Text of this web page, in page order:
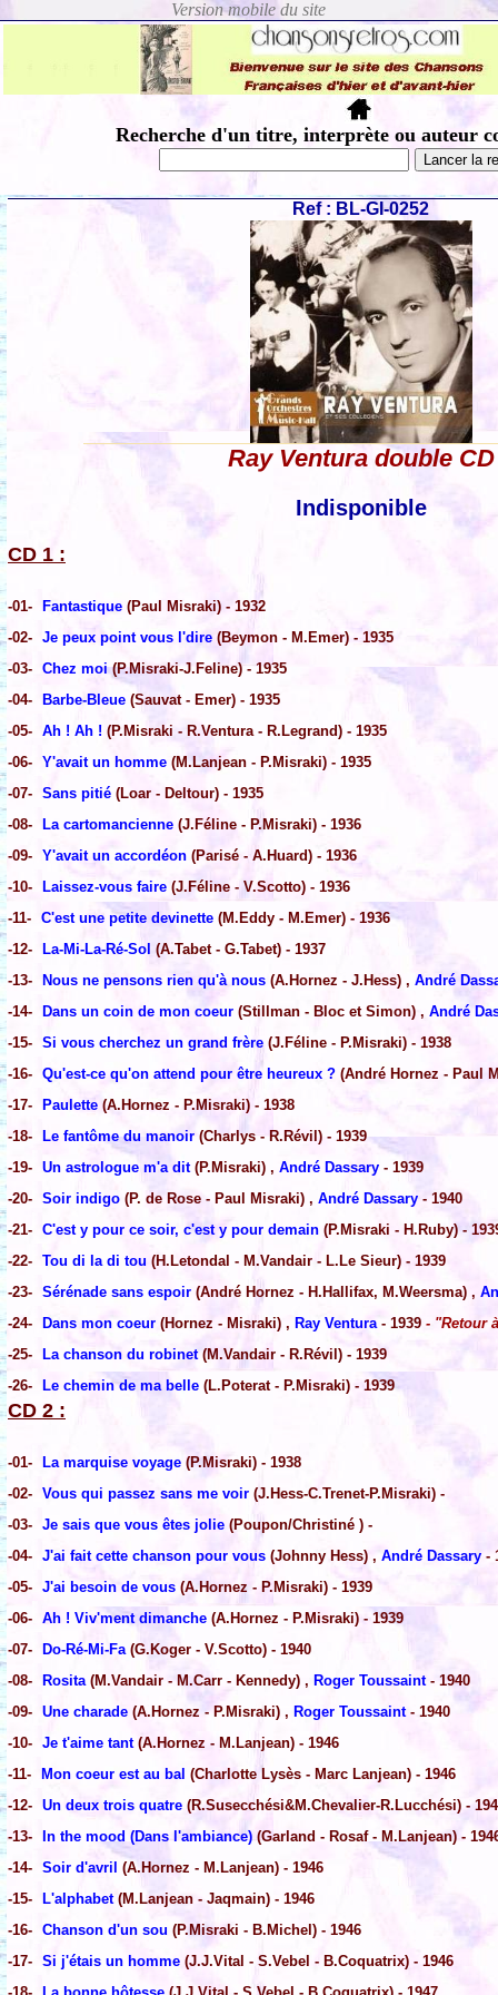
Recherche d'un titre, interprète ou auteur
Ref : BL-GI-0252
Ray Ventura double CD
Indisponible
CD 1 :
-01- Fantastique (Paul Misraki) - 1932
-02- Je peux point vous l'dire (Beymon - M.Emer) - 1935
-03- Chez moi(P.Misraki-J.Feline) - 1935
-04- Barbe-Bleue (Sauvat - Emer) - 1935
-05- Ah ! Ah ! (P.Misraki - R.Ventura - R.Legrand) - 1935
-06- Y'avait un homme (M.Lanjean - P.Misraki) - 1935
-07- Sans pitié (Loar - Deltour) - 1935
-08- La cartomancienne (J.Féline - P.Misraki) - 1936
-09- Y'avait un accordéon (Parisé - A.Huard) - 1936
-10- Laissez-vous faire (J.Féline - V.Scotto) - 1936
-11- C'est une petite devinette (M.Eddy - M.Emer) - 1936
-12- La-Mi-La-Ré-Sol (A.Tabet - G.Tabet) - 1937
-13- Nous ne pensons rien qu'à nous (A.Hornez - J.Hess) , André
-14- Dans un coin de mon coeur (Stillman - Bloc et Simon) , André
-15- Si vous cherchez un grand frère (J.Féline - P.Misraki) - 1938
-16- Qu'est-ce qu'on attend pour être heureux ? (André Hornez - Paul
-17- Paulette (A.Hornez - P.Misraki) - 1938
-18- Le fantôme du manoir (Charlys - R.Révil) - 1939
-19- Un astrologue m'a dit(P.Misraki) , André Dassary - 1939
-20- Soir indigo (P. de Rose - Paul Misraki) , André Dassary - 1940
-21- C'est y pour ce soir, c'est y pour demain (P.Misraki - H.Ruby) -
-22- Tou di la di tou (H.Letondal - M.Vandair - L.Le Sieur) - 1939
-23- Sérénade sans espoir (André Hornez - H.Hallifax, M.Weersma) ,
-24- Dans mon coeur (Hornez - Misraki) , Ray Ventura - 1939 - "Retour
-25- La chanson du robinet(M.Vandair - R.Révil) - 1939
-26- Le chemin de ma belle (L.Poterat - P.Misraki) - 1939
CD 2 :
-01- La marquise voyage (P.Misraki) - 1938
-02- Vous qui passez sans me voir (J.Hess-C.Trenet-P.Misraki) -
-03- Je sais que vous êtes jolie (Poupon/Christiné ) -
-04- J'ai fait cette chanson pour vous (Johnny Hess) , André Dassary -
-05- J'ai besoin de vous (A.Hornez - P.Misraki) - 1939
-06- Ah ! Viv'ment dimanche (A.Hornez - P.Misraki) - 1939
-07- Do-Ré-Mi-Fa (G.Koger - V.Scotto) - 1940
-08- Rosita (M.Vandair - M.Carr - Kennedy) , Roger Toussaint- 1940
-09- Une charade (A.Hornez - P.Misraki) , Roger Toussaint- 1940
-10- Je t'aime tant(A.Hornez - M.Lanjean) - 1946
-11- Mon coeur est au bal (Charlotte Lysès - Marc Lanjean) - 1946
-12- Un deux trois quatre (R.Susecchési&M.Chevalier-R.Lucchési) -
-13- In the mood (Dans l'ambiance) (Garland - Rosaf - M.Lanjean) -
-14- Soir d'avril (A.Hornez - M.Lanjean) - 1946
-15- L'alphabet(M.Lanjean - Jaqmain) - 1946
-16- Chanson d'un sou (P.Misraki - B.Michel) - 1946
-17- Si j'étais un homme (J.J.Vital - S.Vebel - B.Coquatrix) - 1946